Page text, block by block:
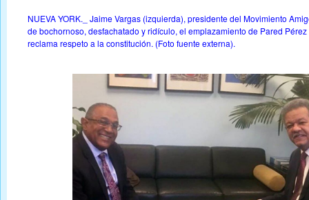
NUEVA YORK._ Jaime Vargas (izquierda), presidente del Movimiento
de bochornoso, desfachatado y ridículo, el emplazamiento de Pared
reclama respeto a la constitución. (Foto fuente externa).